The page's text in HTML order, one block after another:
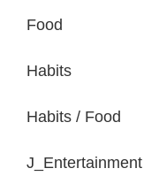
Food
Habits
Habits / Food
J_Entertainment